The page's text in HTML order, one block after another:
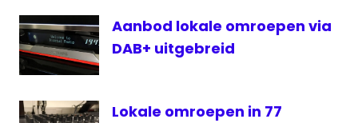
dag
Week
van de
Lokale
omroep
Aanbod lokale omroepen via
DAB+ uitgebreid
Lokale omroepen in 77